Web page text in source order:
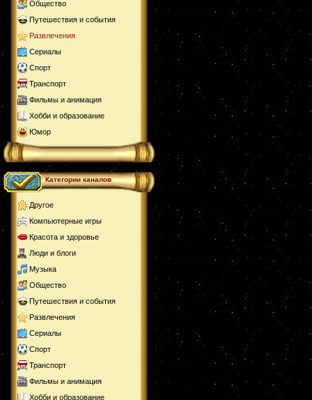
Общество
Путешествия и события
Развлечения
Сериалы
Спорт
Транспорт
Фильмы и анимация
Хобби и образование
Юмор
Категории каналов
Другое
Компьютерные игры
Красота и здоровье
Люди и блоги
Музыка
Общество
Путешествия и события
Развлечения
Сериалы
Спорт
Транспорт
Фильмы и анимация
Хобби и образование